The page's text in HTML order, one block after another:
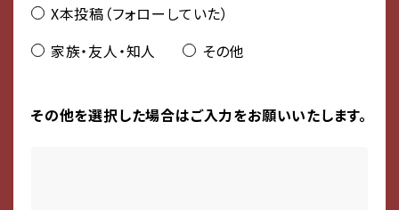
X本投稿（フォローしていた）
家族・友人・知人
その他
その他を選択した場合はご入力をお願いいたします。